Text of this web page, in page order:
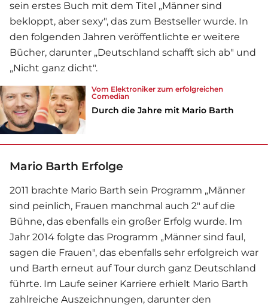
sein erstes Buch mit dem Titel „Männer sind
bekloppt, aber sexy", das zum Bestseller wurde. In
den folgenden Jahren veröffentlichte er weitere
Bücher, darunter „Deutschland schafft sich ab" und
„Nicht ganz dicht".
Vom Elektroniker zum erfolgreichen
Comedian
Durch die Jahre mit Mario Barth
Mario Barth Erfolge
2011 brachte Mario Barth sein Programm „Männer
sind peinlich, Frauen manchmal auch 2" auf die
Bühne, das ebenfalls ein großer Erfolg wurde. Im
Jahr 2014 folgte das Programm „Männer sind faul,
sagen die Frauen", das ebenfalls sehr erfolgreich war
und Barth erneut auf Tour durch ganz Deutschland
führte. Im Laufe seiner Karriere erhielt Mario Barth
zahlreiche Auszeichnungen, darunter den